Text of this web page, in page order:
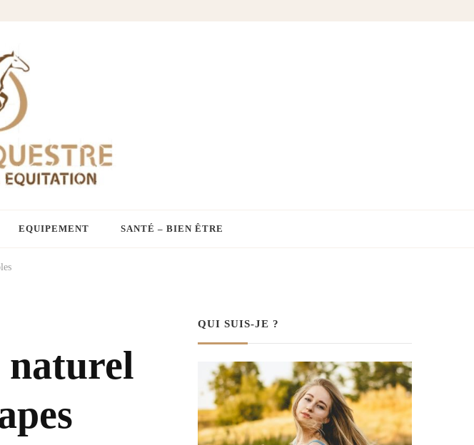
EQUIPEMENT SANTÉ – BIEN ÊTRE
naturel
QUI SUIS-JE ?